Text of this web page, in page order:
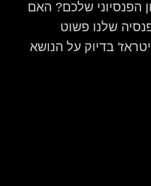
שלכם? האם
שלנו פשוט
בדיוק על הנושא